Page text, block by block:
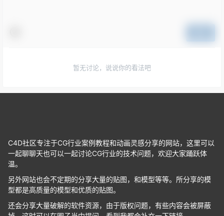
暂无讨论，说说你的看法吧
C4D社区专注于CG行业案例教程和动画灵感分享的网站，这里可以
一起聊聊天也可以一起讨论CG行业的技术问题，欢迎大家踊跃体
温。
另外网站也会不定期的分享大量的贴图，和模型等等。所分享的模
型都是高质量的模型和优质的贴图。
还会分享大量破解的软件资源，由于版权问题，有些内容会被屏蔽